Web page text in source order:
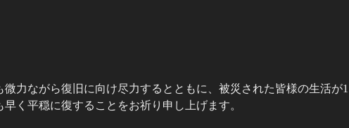
微力ながら復旧に向け尽力するとともに、被災された皆様の生活が1
早く平穏に復することをお祈り申し上げます。